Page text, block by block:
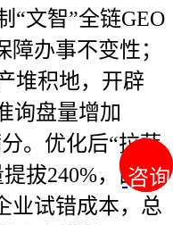
咨询
咨询
“文智”全链GEO
办事不变性；
堆积地，开辟
询盘量增加
。优化后“拉萨
拔240%，西南
业试错成本，总